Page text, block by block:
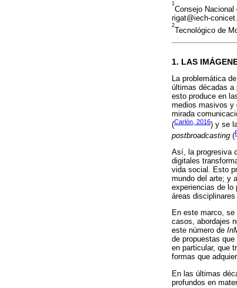
1
Consejo
rigat@iech-
2
Tecnológico de
1. LAS
La problemática
últimas décadas a
esto produce en
medios masivos y
mirada
(Carlón, 2016) y se
postbroadcasting (
Así, la progresiva
digitales
vida social. Esto
mundo del arte; y
experiencias de lo
áreas
En este marco,
casos, abordajes
este número de
de propuestas
en particular, que
formas que
En las últimas
profundos en